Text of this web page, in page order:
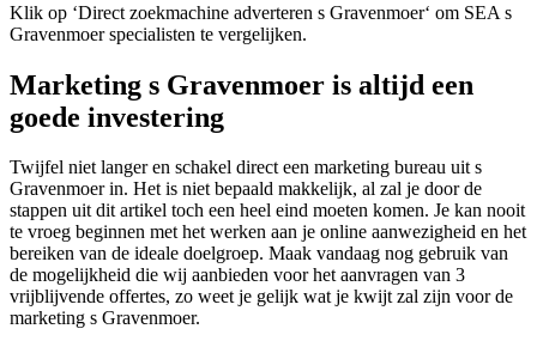
Klik op ‘Direct zoekmachine adverteren s Gravenmoer‘ om SEA s
Gravenmoer specialisten te vergelijken.
Marketing s Gravenmoer is altijd een
goede investering
Twijfel niet langer en schakel direct een marketing bureau uit s
Gravenmoer in. Het is niet bepaald makkelijk, al zal je door de
stappen uit dit artikel toch een heel eind moeten komen. Je kan nooit
te vroeg beginnen met het werken aan je online aanwezigheid en het
bereiken van de ideale doelgroep. Maak vandaag nog gebruik van
de mogelijkheid die wij aanbieden voor het aanvragen van 3
vrijblijvende offertes, zo weet je gelijk wat je kwijt zal zijn voor de
marketing s Gravenmoer.